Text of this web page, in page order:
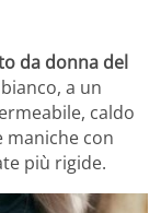
da donna del
a un
caldo
maniche con
più rigide.